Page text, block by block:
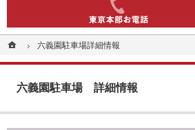
ホーム六義園駐車場詳細情報
六義園駐車場 詳細情報
ホーム六義園駐車場詳細情報